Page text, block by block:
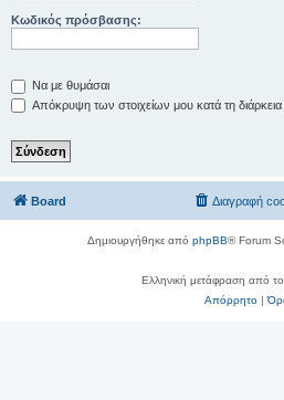
Κωδικός πρόσβασης:
Να με θυμάσαι
Απόκρυψη των στοιχείων μου κατά τη
Board Διαγραφή
Δημιουργήθηκε από phpBB® Forum
Ελληνική μετάφραση από το
Απόρρητο|